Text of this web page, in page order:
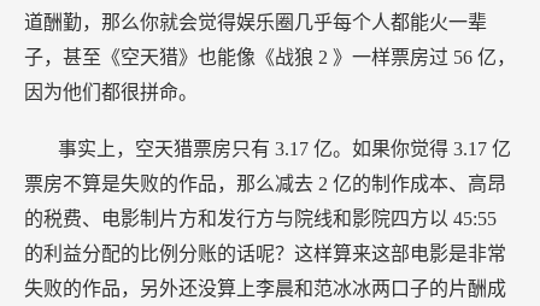
道酬勤，那么你就会觉得娱乐圈几乎每个人都能火一辈
子，甚至《空天猎》也能像《战狼 2 》一样票房过 56 亿，
因为他们都很拼命。
事实上，空天猎票房只有 3.17 亿。如果你觉得 3.17 亿
票房不算是失败的作品，那么减去 2 亿的制作成本、高昂
的税费、电影制片方和发行方与院线和影院四方以 45:55
的利益分配的比例分账的话呢？这样算来这部电影是非常
失败的作品，另外还没算上李晨和范冰冰两口子的片酬成